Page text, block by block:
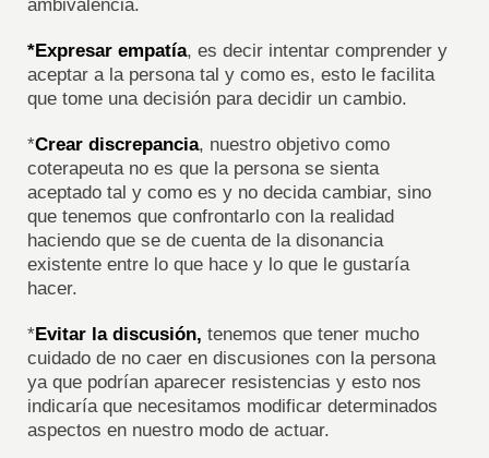
ambivalencia.
*Expresar empatía, es decir intentar comprender y
aceptar a la persona tal y como es, esto le facilita
que tome una decisión para decidir un cambio.
*Crear discrepancia, nuestro objetivo como
coterapeuta no es que la persona se sienta
aceptado tal y como es y no decida cambiar, sino
que tenemos que confrontarlo con la realidad
haciendo que se de cuenta de la disonancia
existente entre lo que hace y lo que le gustaría
hacer.
*Evitar la discusión,tenemos que tener mucho
cuidado de no caer en discusiones con la persona
ya que podrían aparecer resistencias y esto nos
indicaría que necesitamos modificar determinados
aspectos en nuestro modo de actuar.